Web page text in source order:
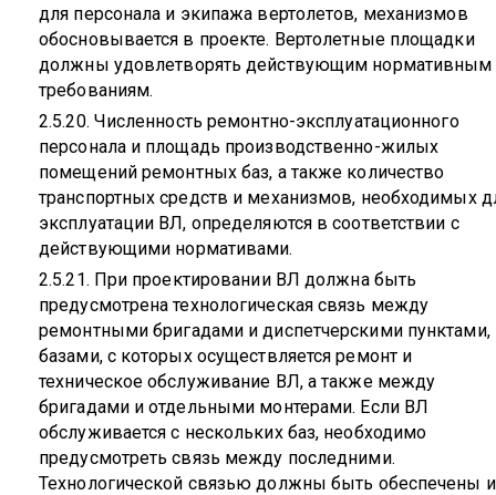
для персонала и экипажа вертолетов, механизмов
обосновывается в проекте. Вертолетные площадки
должны удовлетворять действующим нормативным
требованиям.
2.5.20. Численность ремонтно-эксплуатационного
персонала и площадь производственно-жилых
помещений ремонтных баз, а также количество
транспортных средств и механизмов, необходимых
эксплуатации ВЛ, определяются в соответствии с
действующими нормативами.
2.5.21. При проектировании ВЛ должна быть
предусмотрена технологическая связь между
ремонтными бригадами и диспетчерскими пунктами,
базами, с которых осуществляется ремонт и
техническое обслуживание ВЛ, а также между
бригадами и отдельными монтерами. Если ВЛ
обслуживается с нескольких баз, необходимо
предусмотреть связь между последними.
Технологической связью должны быть обеспечены и